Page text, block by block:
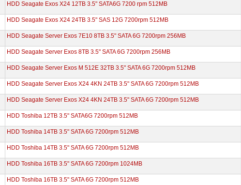
HDD Seagate Exos X24 12TB 3.5" SATA6G 7200 rpm 512MB
HDD Seagate Exos X24 24TB 3.5" SAS 12G 7200rpm 512MB
HDD Seagate Server Exos 7E10 8TB 3.5" SATA 6G 7200rpm 256MB
HDD Seagate Server Exos 8TB 3.5" SATA 6G 7200rpm 256MB
HDD Seagate Server Exos M 512E 32TB 3.5" SATA 6G 7200rpm 512MB
HDD Seagate Server Exos X24 4KN 24TB 3.5" SATA 6G 7200rpm 512MB
HDD Seagate Server Exos X24 4KN 24TB 3.5" SATA 6G 7200rpm 512MB
HDD Toshiba 12TB 3.5" SATA6G 7200rpm 512MB
HDD Toshiba 14TB 3.5" SATA 6G 7200rpm 512MB
HDD Toshiba 14TB 3.5" SATA 6G 7200rpm 512MB
HDD Toshiba 16TB 3.5" SATA 6G 7200rpm 1024MB
HDD Toshiba 16TB 3.5" SATA 6G 7200rpm 512MB